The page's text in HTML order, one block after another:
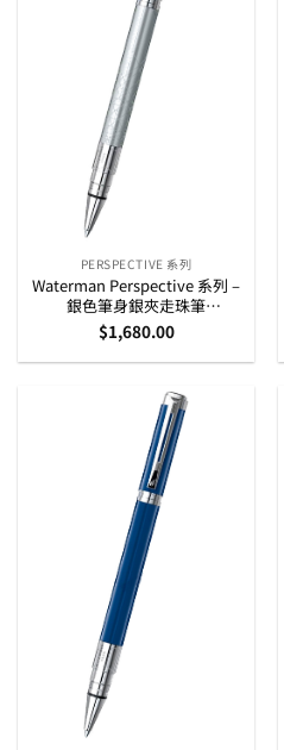
PERSPECTIVE 系列
Waterman Perspective 系列 –
銀色筆身銀夾走珠筆
(S0831280)
$1,680.00